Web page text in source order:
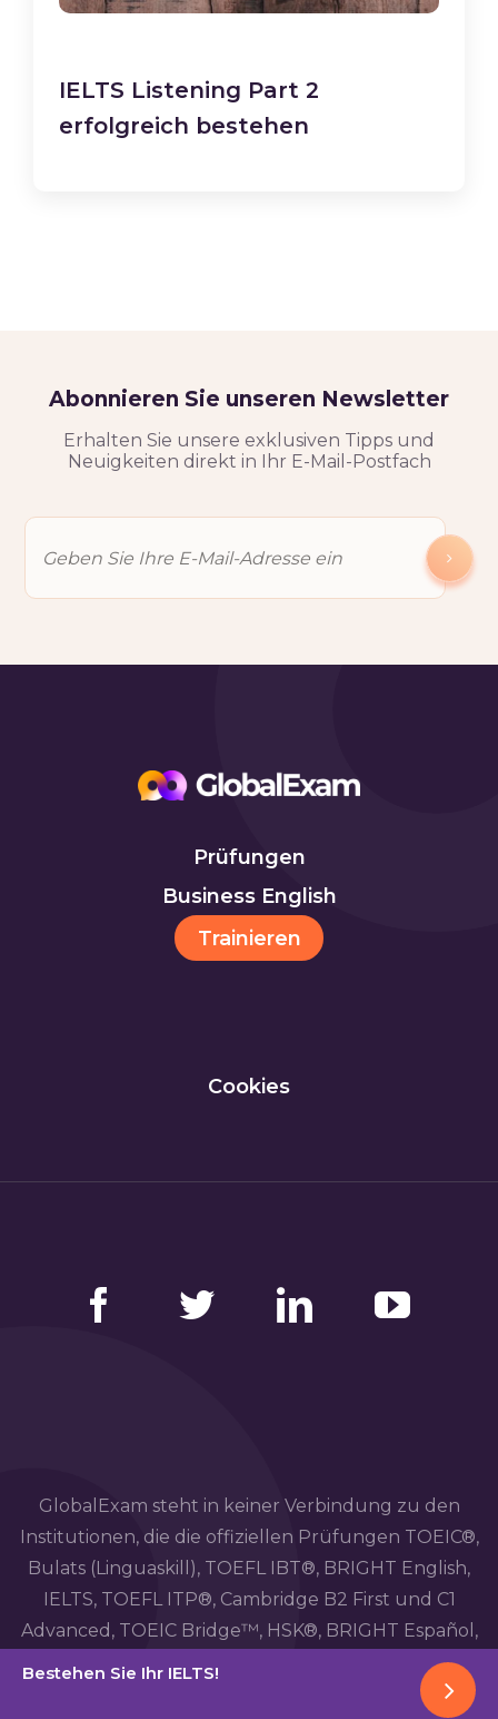
Bestehen Sie Ihr IELTS!
IELTS Listening Part 2
erfolgreich bestehen
Abonnieren Sie unseren Newsletter
Erhalten Sie unsere exklusiven Tipps und
Neuigkeiten direkt in Ihr E-Mail-Postfach
Prüfungen
Business English
Trainieren
Cookies
GlobalExam steht in keiner Verbindung zu den
Institutionen, die die offiziellen Prüfungen TOEIC®,
Bulats (Linguaskill), TOEFL IBT®, BRIGHT English,
IELTS, TOEFL ITP®, Cambridge B2 First und C1
Advanced, TOEIC Bridge™, HSK®, BRIGHT Español,
DELE, DELF, TCF, BRIGHT Deutsch und WiDaF